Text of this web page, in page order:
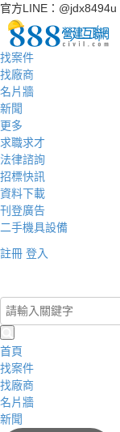
官方LINE：@jdx8494u
找案件
找廠商
名片牆
新聞
更多
求職求才
法律諮詢
招標快訊
資料下載
刊登廣告
二手機具設備
註冊 登入
首頁
找案件
找廠商
名片牆
新聞